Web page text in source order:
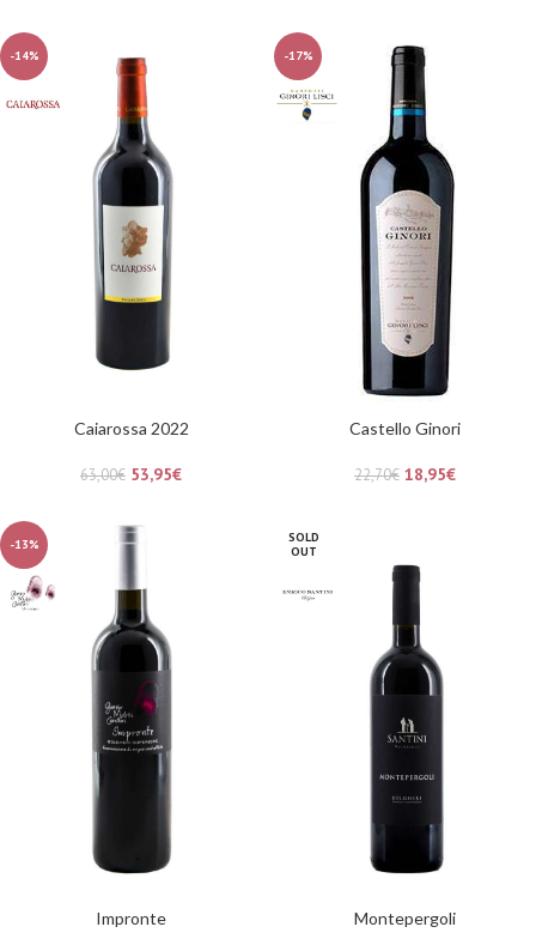
-14%
Caiarossa 2022
63,00€ 53,95€
-17%
Castello Ginori
22,70€ 18,95€
-13%
Impronte
SOLD
OUT
Montepergoli